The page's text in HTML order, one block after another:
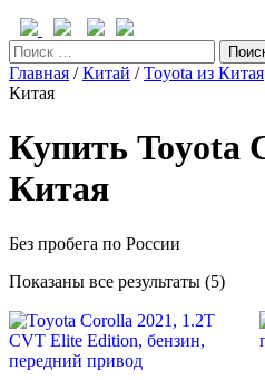
Кнопка
Закрыть
Главная /Китай /Toyota из Китая
Китая
Купить Toyota
Китая
Без пробега по России
Показаны все результаты (5)